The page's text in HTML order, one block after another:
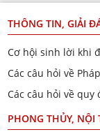
THÔNG TIN, GIẢI
Cơ hội sinh lời khi
Các câu hỏi về
Các câu hỏi về
PHONG THỦY, NỘI